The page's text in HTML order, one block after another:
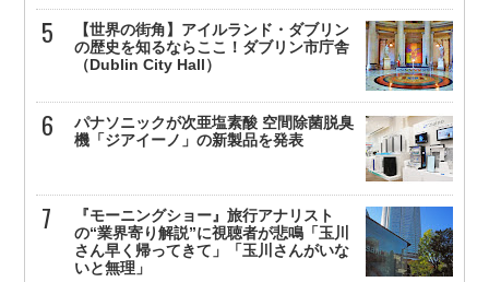
【世界の街角】アイルランド・ダブリン
の歴史を知るならここ！ダブリン市庁舎
（Dublin City Hall）
パナソニックが次亜塩素酸 空間除菌脱臭
機「ジアイーノ」の新製品を発表
『モーニングショー』旅行アナリスト
の“業界寄り解説”に視聴者が悲鳴「玉川
さん早く帰ってきて」「玉川さんがいな
いと無理」